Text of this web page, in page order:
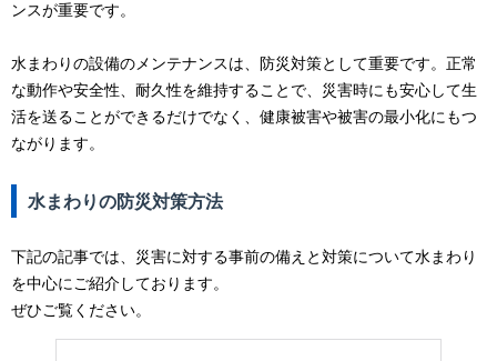
ンスが重要です。
水まわりの設備のメンテナンスは、防災対策として重要です。正常
な動作や安全性、耐久性を維持することで、災害時にも安心して生
活を送ることができるだけでなく、健康被害や被害の最小化にもつ
ながります。
水まわりの防災対策方法
下記の記事では、災害に対する事前の備えと対策について水まわり
を中心にご紹介しております。
ぜひご覧ください。